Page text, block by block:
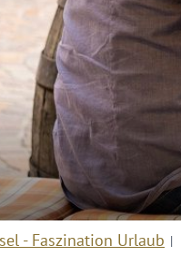
- Faszination Urlaub